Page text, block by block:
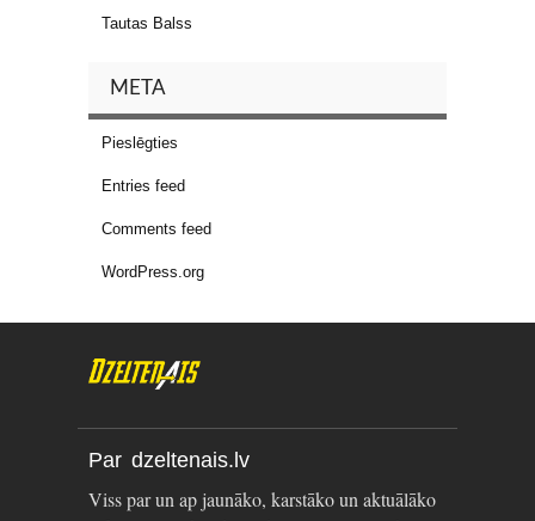
Tautas Balss
META
Pieslēgties
Entries feed
Comments feed
WordPress.org
Par dzeltenais.lv
Viss par un ap jaunāko, karstāko un aktuālāko